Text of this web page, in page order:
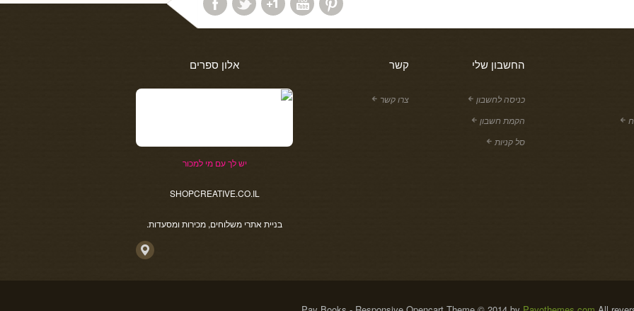
אלון ספרים
יש לך עם מי למכור
SHOPCREATIVE.CO.IL
בניית אתרי משלוחים, מכירות ומסעדות.
קשר
צרו קשר
החשבון שלי
כניסה לחשבון
הקמת חשבון
סל קניות